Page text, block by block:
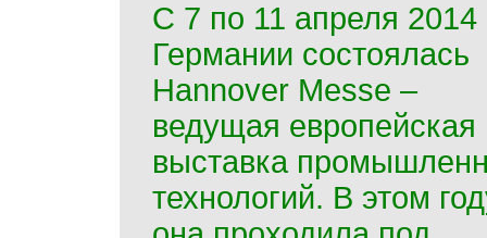
С 7 по 11 апреля 2014
Германии состоялась
Hannover Messe –
ведущая европейская
выставка
технологий. В этом